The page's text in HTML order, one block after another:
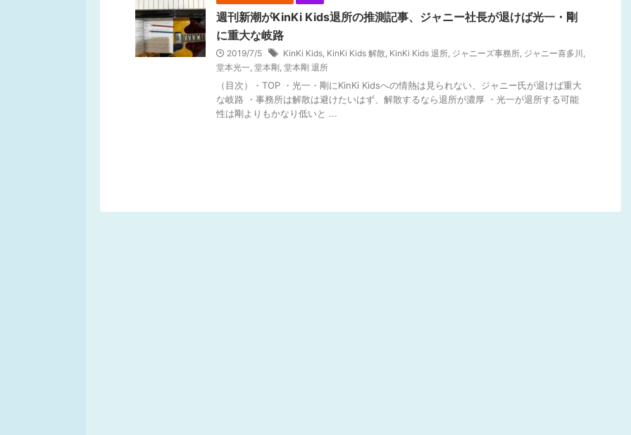
週刊新潮がKinKi Kids退所の推測記事、ジャニー社長が退けば光一・剛
に重大な岐路
2019/7/5 KinKi Kids, KinKi Kids 解散, KinKi Kids 退所, ジャニーズ事務所, ジャニー喜多川 ,
堂本光一, 堂本剛, 堂本剛 退所
（目次）・TOP ・光一・剛にKinKi Kidsへの情熱は見られない、ジャニー氏が退けば重大
な岐路 ・事務所は解散は避けたいはず、解散するなら退所が濃厚 ・光一が退所する可能
性は剛よりもかなり低いと ...